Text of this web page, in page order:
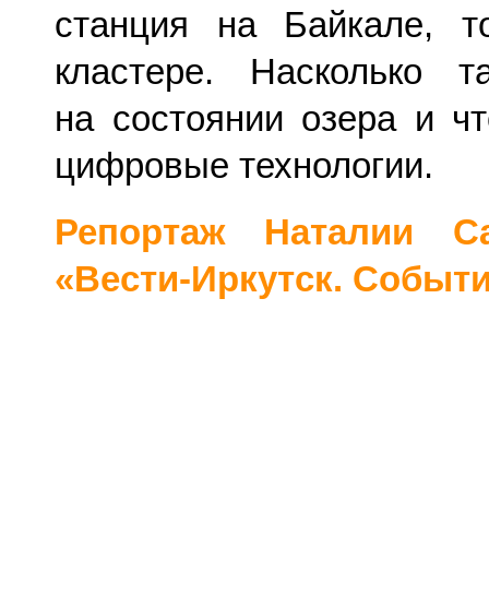
станция на Байкале,
кластере. Насколько
на состоянии озера и
цифровые технологии.
Репортаж Наталии
«Вести-Иркутск.